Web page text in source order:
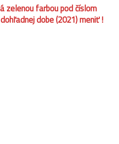
zelenou farbou pod číslom
dobe (2021) meniť !